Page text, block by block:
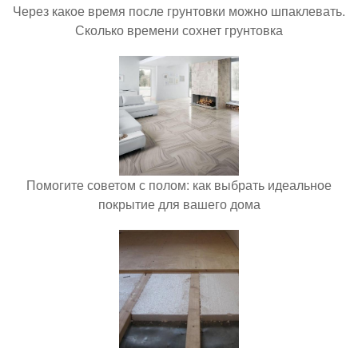
Через какое время после грунтовки можно шпаклевать.
Сколько времени сохнет грунтовка
Помогите советом с полом: как выбрать идеальное
покрытие для вашего дома